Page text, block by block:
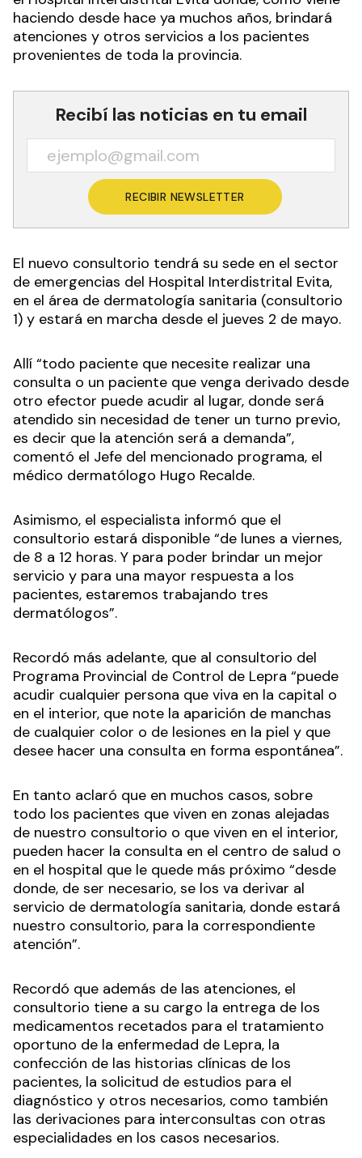
haciendo desde hace ya muchos años, brindará
atenciones y otros servicios a los pacientes
provenientes de toda la provincia.
Recibí las noticias en tu email
RECIBIR NEWSLETTER
El nuevo consultorio tendrá su sede en el sector
de emergencias del Hospital Interdistrital Evita,
en el área de dermatología sanitaria (consultorio
1) y estará en marcha desde el jueves 2 de mayo.
Allí “todo paciente que necesite realizar una
consulta o un paciente que venga derivado desde
otro efector puede acudir al lugar, donde será
atendido sin necesidad de tener un turno previo,
es decir que la atención será a demanda”,
comentó el Jefe del mencionado programa, el
médico dermatólogo Hugo Recalde.
Asimismo, el especialista informó que el
consultorio estará disponible “de lunes a viernes,
de 8 a 12 horas. Y para poder brindar un mejor
servicio y para una mayor respuesta a los
pacientes, estaremos trabajando tres
dermatólogos”.
Recordó más adelante, que al consultorio del
Programa Provincial de Control de Lepra “puede
acudir cualquier persona que viva en la capital o
en el interior, que note la aparición de manchas
de cualquier color o de lesiones en la piel y que
desee hacer una consulta en forma espontánea”.
En tanto aclaró que en muchos casos, sobre
todo los pacientes que viven en zonas alejadas
de nuestro consultorio o que viven en el interior,
pueden hacer la consulta en el centro de salud o
en el hospital que le quede más próximo “desde
donde, de ser necesario, se los va derivar al
servicio de dermatología sanitaria, donde estará
nuestro consultorio, para la correspondiente
atención”.
Recordó que además de las atenciones, el
consultorio tiene a su cargo la entrega de los
medicamentos recetados para el tratamiento
oportuno de la enfermedad de Lepra, la
confección de las historias clínicas de los
pacientes, la solicitud de estudios para el
diagnóstico y otros necesarios, como también
las derivaciones para interconsultas con otras
especialidades en los casos necesarios.